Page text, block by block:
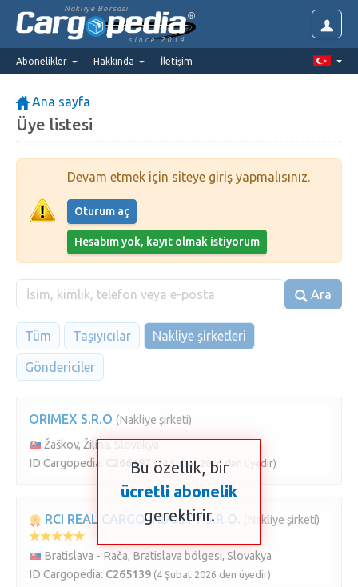
Nakliye Borsasi
since 2014
Abonelikler Hakkında İletişim
Ana sayfa
Üye listesi
Devam etmek için siteye giriş yapmalısınız.
Oturum aç
Hesabım yok, kayıt olmak istiyorum
Ara
Tüm Taşıyıcılar Nakliye şirketleri
Göndericiler
ORIMEX S.R.O (Nakliye şirketi)
Žaškov, Žilina, Slovakya
ID Cargopedia:
C266192 (24 Şubat 2026 den üyedir)
RCI REAL CARGO INDUSTY S.R.O. (Nakliye şirketi)
Bratislava - Rača, Bratislava bölgesi, Slovakya
ID Cargopedia: C265139 (4 Şubat 2026 den üyedir)
Bu özellik, bir
ücretli abonelik
gerektirir.